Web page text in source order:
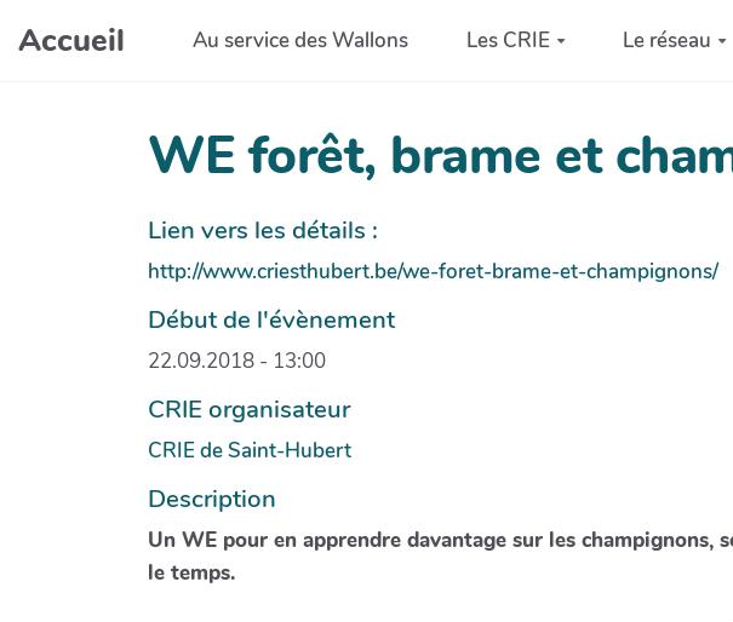
Aller au contenu principal
Accueil Au service des Wallons Les CRIE Le réseau
WE forêt, brame et
Lien vers les détails :
http://www.criesthubert.be/we-foret-brame-et-champignons/
Début de l'évènement
22.09.2018 - 13:00
CRIE organisateur
CRIE de Saint-Hubert
Description
Un WE pour en apprendre davantage sur les
le temps.